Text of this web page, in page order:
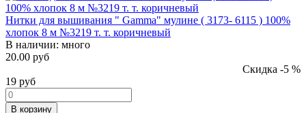
Нитки для вышивания " Gamma" мулине ( 3173- 6115 ) 100%
хлопок 8 м №3219 т. т. коричневый
В наличии: много
20.00 руб
Скидка -5 %
19 руб
В корзину